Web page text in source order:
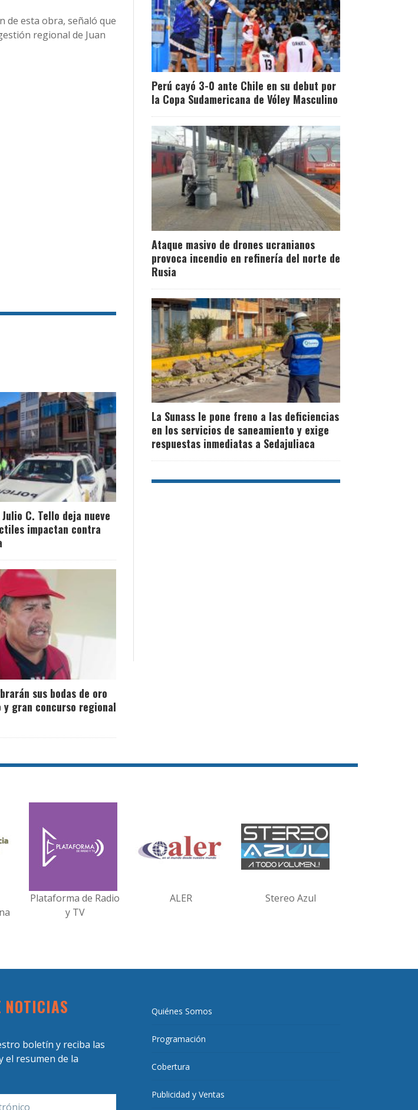
de esta obra, señaló que
regional de Juan
C. Tello deja nueve
impactan contra
sus bodas de oro
gran concurso regional
Perú cayó 3-0 ante Chile en su debut por
la Copa Sudamericana de Vóley Masculino
Ataque masivo de drones ucranianos
provoca incendio en refinería del norte de
Rusia
La Sunass le pone freno a las deficiencias
en los servicios de saneamiento y exige
respuestas inmediatas a Sedajuliaca
Plataforma de Radio
y TV
ALER Stereo Azul
NOTICIAS
boletín y reciba las
el resumen de la
Quiénes Somos
Programación
Cobertura
Publicidad y Ventas